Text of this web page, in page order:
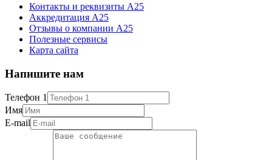
Контакты и реквизиты А25
Аккредитация А25
Отзывы о компании А25
Полезные сервисы
Карта сайта
Напишите нам
Телефон 1
Имя
E-mail